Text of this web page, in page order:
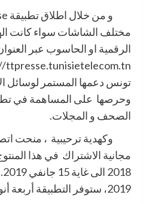
مختلف الشاشات سواء كانت
الرقمية او الحاسوب عبر
تونس دعمها المستمر لوسائل
وحرصها على المساهمة في
الصحف و المجلات.
وكهدية ترحيبية ، منحت
2019، ستوفر التطبيقة أربعة أنواع من الاشتراكات :